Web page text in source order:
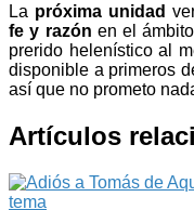
La próxima unidad
fe y razón en el
prerido helenístico al
disponible a primeros
así que no prometo
Artículos